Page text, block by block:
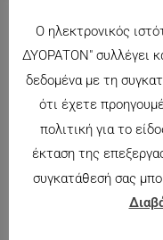
AQUALENS Oxygen
Aquamax
59.00€
Ο ηλεκτρονικός
ΔΥΟΡΑΤΟΝ" συλλέγει
δεδομένα με τη
ότι έχετε
πολιτική για το
έκταση της
συγκατάθεσή σας